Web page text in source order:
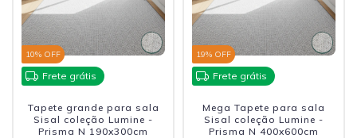
10% OFF
Frete grátis
Tapete grande para sala
Sisal coleção Lumine -
Prisma N 190x300cm
19% OFF
Frete grátis
Mega Tapete para sala
Sisal coleção Lumine -
Prisma N 400x600cm